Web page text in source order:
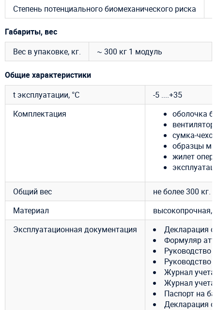
Степень потенциального биомеханического риска
Габариты, вес
Вес в упаковке, кг.
~ 300 кг 1 модуль
Общие характеристики
t эксплуатации, °C
-5 ....+35
Комплектация
оболочка
сумка-
образцы
жилет
Общий вес
не более 300 кг.
Материал
высокопрочная,
Эксплуатационная документация
Декларация
Формуляр
Руководство
Руководство
Журнал учета
Журнал учета
Паспорт на
Декларация